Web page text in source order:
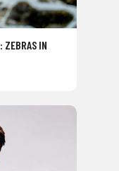
ZEBRAS IN